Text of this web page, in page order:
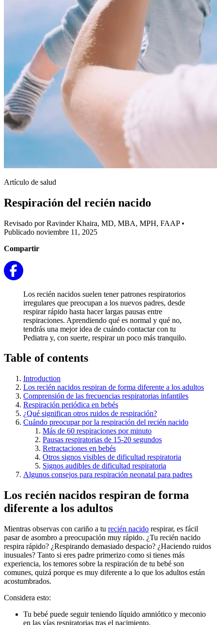
Artículo de salud
Respiración del recién nacido
Revisado por Ravinder Khaira, MD, MBA, MPH, FAAP •
Publicado noviembre 11, 2025
Compartir
Los recién nacidos suelen tener patrones respiratorios
irregulares que preocupan a los nuevos padres, desde
respirar rápido hasta hacer largas pausas entre
respiraciones. Aprendiendo qué es normal y qué no,
tendrás una mejor idea de cuándo contactar con tu
Pediatra y, con suerte, respirar un poco más tranquilo.
Table of contents
Introduction
Los recién nacidos respiran de forma diferente a los adultos
Comprensión de las frecuencias respiratorias infantiles
Respiración periódica en bebés
¿Qué significan otros ruidos de respiración?
Cuándo preocupar por la respiración del recién nacido
Más de 60 respiraciones por minuto
Pausas respiratorias de 15-20 segundos
Retractaciones en bebés
Otros signos visibles de dificultad respiratoria
Signos audibles de dificultad respiratoria
Algunos consejos para respiración neonatal para padres
Los recién nacidos respiran de forma
diferente a los adultos
Mientras observas con cariño a tu recién nacido respirar, es fácil
pasar de asombro a preocupación muy rápido. ¿Tu recién nacido
respira rápido? ¿Respirando demasiado despacio? ¿Haciendo ruidos
inusuales? Tanto si eres padre primerizo como si tienes más
experiencia, los temores sobre la respiración de tu bebé son
comunes, quizá porque es muy diferente a lo que los adultos están
acostumbrados.
Considera esto:
Tu bebé puede seguir teniendo líquido amniótico y meconio
en las vías respiratorias tras el nacimiento.